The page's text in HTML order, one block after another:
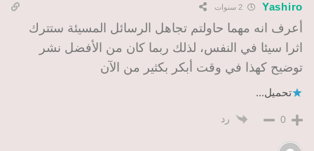
Yashiro
أعرف انه مهما حاولتم تجاهل الرسائل المسيئة ستترك
اثرا سيئا في النفس، لذلك ربما كان من الأفضل نشر
توضيح كهذا في وقت أبكر بكثير من الآن
تحميل...
0 رد